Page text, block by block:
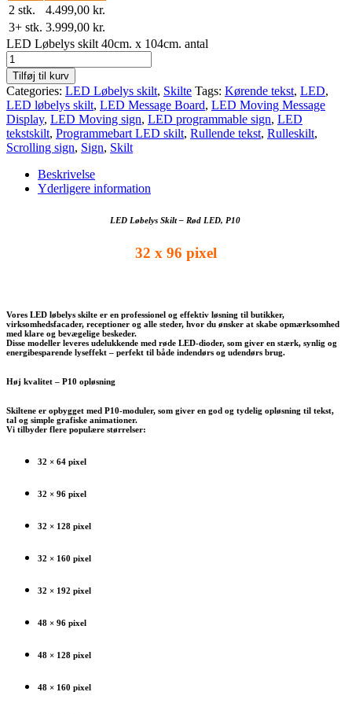
2 stk.
4.499,00 kr.
3+ stk. 3.999,00 kr.
LED Løbelys skilt 40cm. x 104cm. antal
Tilføj til kurv
Categories: LED Løbelys skilt, Skilte Tags: Kørende tekst, LED,
LED løbelys skilt, LED Message Board, LED Moving Message
Display, LED Moving sign, LED programmable sign, LED
tekstskilt, Programmebart LED skilt, Rullende tekst, Rulleskilt,
Scrolling sign, Sign, Skilt
Beskrivelse
Yderligere information
LED Løbelys Skilt – Rød LED, P10
32 x 96 pixel
Vores LED løbelys skilte er en professionel og effektiv løsning til butikker,
virksomhedsfacader, receptioner og alle steder, hvor du ønsker at skabe opmærksomhed
med klare og bevægelige beskeder.
Disse modeller leveres udelukkende med røde LED-dioder, som giver en stærk, synlig og
energibesparende lyseffekt – perfekt til både indendørs og udendørs brug.
Høj kvalitet – P10 opløsning
Skiltene er opbygget med P10-moduler, som giver en god og tydelig opløsning til tekst,
tal og simple grafiske animationer.
Vi tilbyder flere populære størrelser:
32 × 64 pixel
32 × 96 pixel
32 × 128 pixel
32 × 160 pixel
32 × 192 pixel
48 × 96 pixel
48 × 128 pixel
48 × 160 pixel